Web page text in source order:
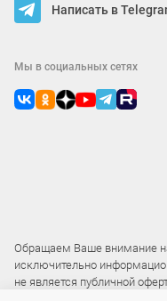
Написать в
Мы в социальных сетях
Обращаем Ваше внимание
исключительно
не является публичной